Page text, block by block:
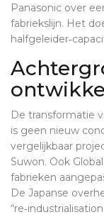
Panasonic over
fabriekslijn. Het
De transformatie
is geen nieuw
vergelijkbaar
Suwon. Ook
fabrieken
De Japanse